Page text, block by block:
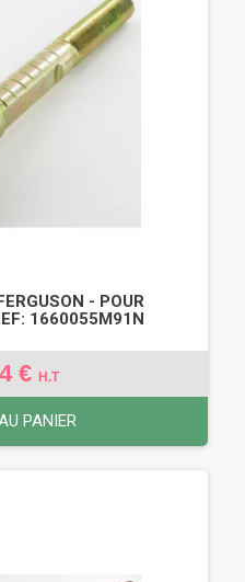
- POUR
1660055M91N
€ H.T
PANIER